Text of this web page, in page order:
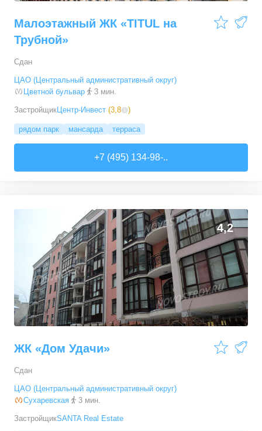
Малоэтажный ЖК «TITUL на
Трубной»
Сдан
ЦАО (Центральный административный округ)
Цветной бульвар
3 мин.
ЗастройщикЦентр-Инвест (3,8 )
рядом парк мансарда терраса
+7 (495) 134-98-..
4,2
ЖК «Дом Удачи»
Сдан
ЦАО (Центральный административный округ)
Сухаревская
3 мин.
ЗастройщикSANTA Real Estate